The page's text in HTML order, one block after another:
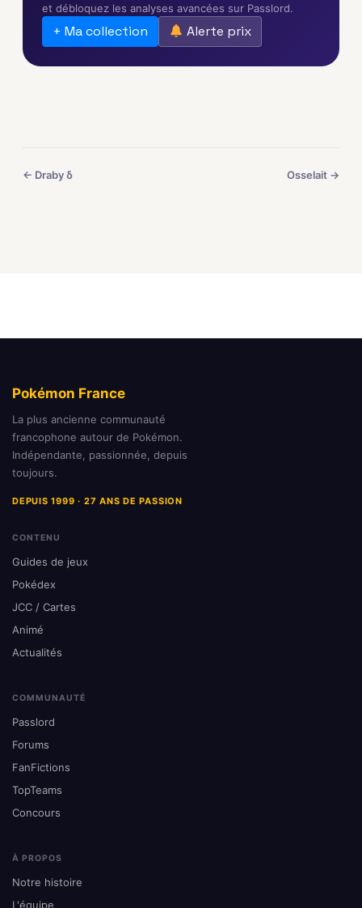
et débloquez les analyses avancées sur Passlord.
+ Ma collection Alerte prix
← Draby δ Osselait →
Pokémon France
La plus ancienne communauté
francophone autour de Pokémon.
Indépendante, passionnée, depuis
toujours.
DEPUIS 1999 · 27 ANS DE PASSION
CONTENU
Guides de jeux
Pokédex
JCC / Cartes
Animé
Actualités
COMMUNAUTÉ
Passlord
Forums
FanFictions
TopTeams
Concours
À PROPOS
Notre histoire
L'équipe